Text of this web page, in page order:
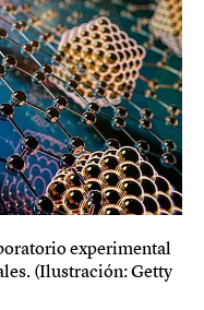
experimental
(Ilustración: Getty